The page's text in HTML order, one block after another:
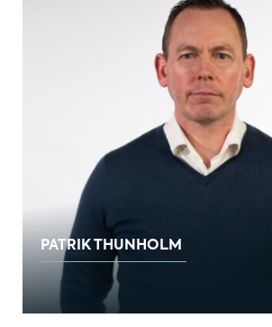
PATRIK THUNHOLM